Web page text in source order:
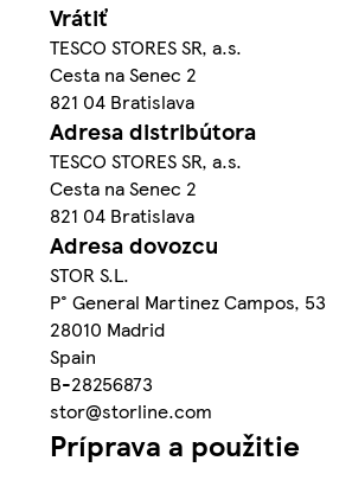
Vrátiť
TESCO STORES SR, a.s.
Cesta na Senec 2
821 04 Bratislava
Adresa distribútora
TESCO STORES SR, a.s.
Cesta na Senec 2
821 04 Bratislava
Adresa dovozcu
STOR S.L.
P° General Martinez Campos, 53
28010 Madrid
Spain
B-28256873
stor@storline.com
Príprava a použitie